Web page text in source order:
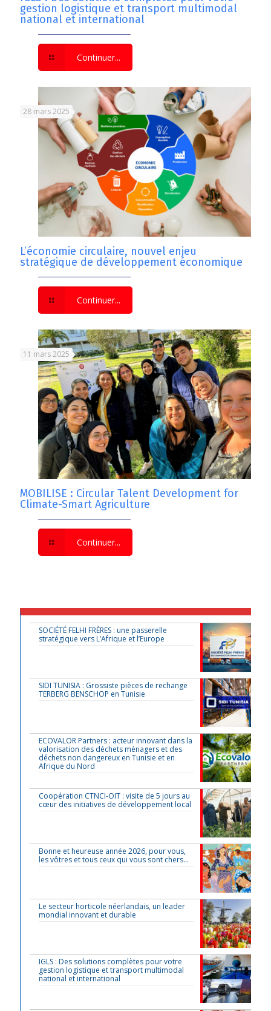
gestion logistique et transport multimodal
national et international
Continuer...
28 mars 2025
L’économie circulaire, nouvel enjeu
stratégique de développement économique
Continuer...
11 mars 2025
MOBILISE : Circular Talent Development for
Climate-Smart Agriculture
Continuer...
SOCIÉTÉ FELHI FRÈRES : une passerelle
stratégique vers L’Afrique et l’Europe
SIDI TUNISIA : Grossiste pièces de rechange
TERBERG BENSCHOP en Tunisie
ECOVALOR Partners : acteur innovant dans la
valorisation des déchets ménagers et des
déchets non dangereux en Tunisie et en
Afrique du Nord
Coopération CTNCI-OIT : visite de 5 jours au
cœur des initiatives de développement local
Bonne et heureuse année 2026, pour vous,
les vôtres et tous ceux qui vous sont chers…
Le secteur horticole néerlandais, un leader
mondial innovant et durable
IGLS : Des solutions complètes pour votre
gestion logistique et transport multimodal
national et international